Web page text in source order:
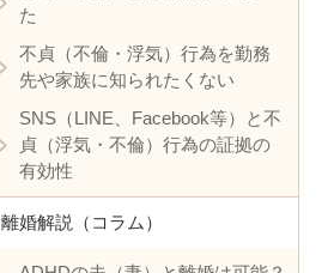
た
不貞（不倫・浮気）行為を勤務
先や家族に知られたくない
SNS（LINE、Facebook等）と不
貞（浮気・不倫）行為の証拠の
有効性
離婚解説（コラム）